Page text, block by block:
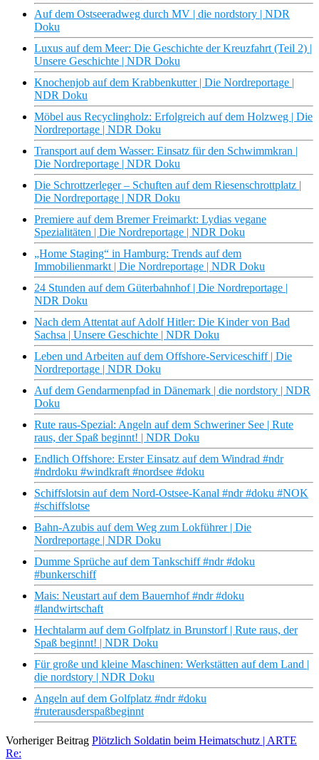
Auf dem Ostseeradweg durch MV | die nordstory | NDR
Doku
Luxus auf dem Meer: Die Geschichte der Kreuzfahrt (Teil 2) |
Unsere Geschichte | NDR Doku
Knochenjob auf dem Krabbenkutter | Die Nordreportage |
NDR Doku
Möbel aus Recyclingholz: Erfolgreich auf dem Holzweg | Die
Nordreportage | NDR Doku
Transport auf dem Wasser: Einsatz für den Schwimmkran |
Die Nordreportage | NDR Doku
Die Schrottzerleger – Schuften auf dem Riesenschrottplatz |
Die Nordreportage | NDR Doku
Premiere auf dem Bremer Freimarkt: Lydias vegane
Spezialitäten | Die Nordreportage | NDR Doku
„Home Staging“ in Hamburg: Trends auf dem
Immobilienmarkt | Die Nordreportage | NDR Doku
24 Stunden auf dem Güterbahnhof | Die Nordreportage |
NDR Doku
Nach dem Attentat auf Adolf Hitler: Die Kinder von Bad
Sachsa | Unsere Geschichte | NDR Doku
Leben und Arbeiten auf dem Offshore-Serviceschiff | Die
Nordreportage | NDR Doku
Auf dem Gendarmenpfad in Dänemark | die nordstory | NDR
Doku
Rute raus-Spezial: Angeln auf dem Schweriner See | Rute
raus, der Spaß beginnt! | NDR Doku
Endlich Offshore: Erster Einsatz auf dem Windrad #ndr
#ndrdoku #windkraft #nordsee #doku
Schiffslotsin auf dem Nord-Ostsee-Kanal #ndr #doku #NOK
#schiffslotse
Bahn-Azubis auf dem Weg zum Lokführer | Die
Nordreportage | NDR Doku
Dumme Sprüche auf dem Tankschiff #ndr #doku
#bunkerschiff
Mais: Neustart auf dem Bauernhof #ndr #doku
#landwirtschaft
Hechtalarm auf dem Golfplatz in Brunstorf | Rute raus, der
Spaß beginnt! | NDR Doku
Für große und kleine Maschinen: Werkstätten auf dem Land |
die nordstory | NDR Doku
Angeln auf dem Golfplatz #ndr #doku
#ruterausderspaßbeginnt
Vorheriger Beitrag Plötzlich Soldatin beim Heimatschutz | ARTE
Re: